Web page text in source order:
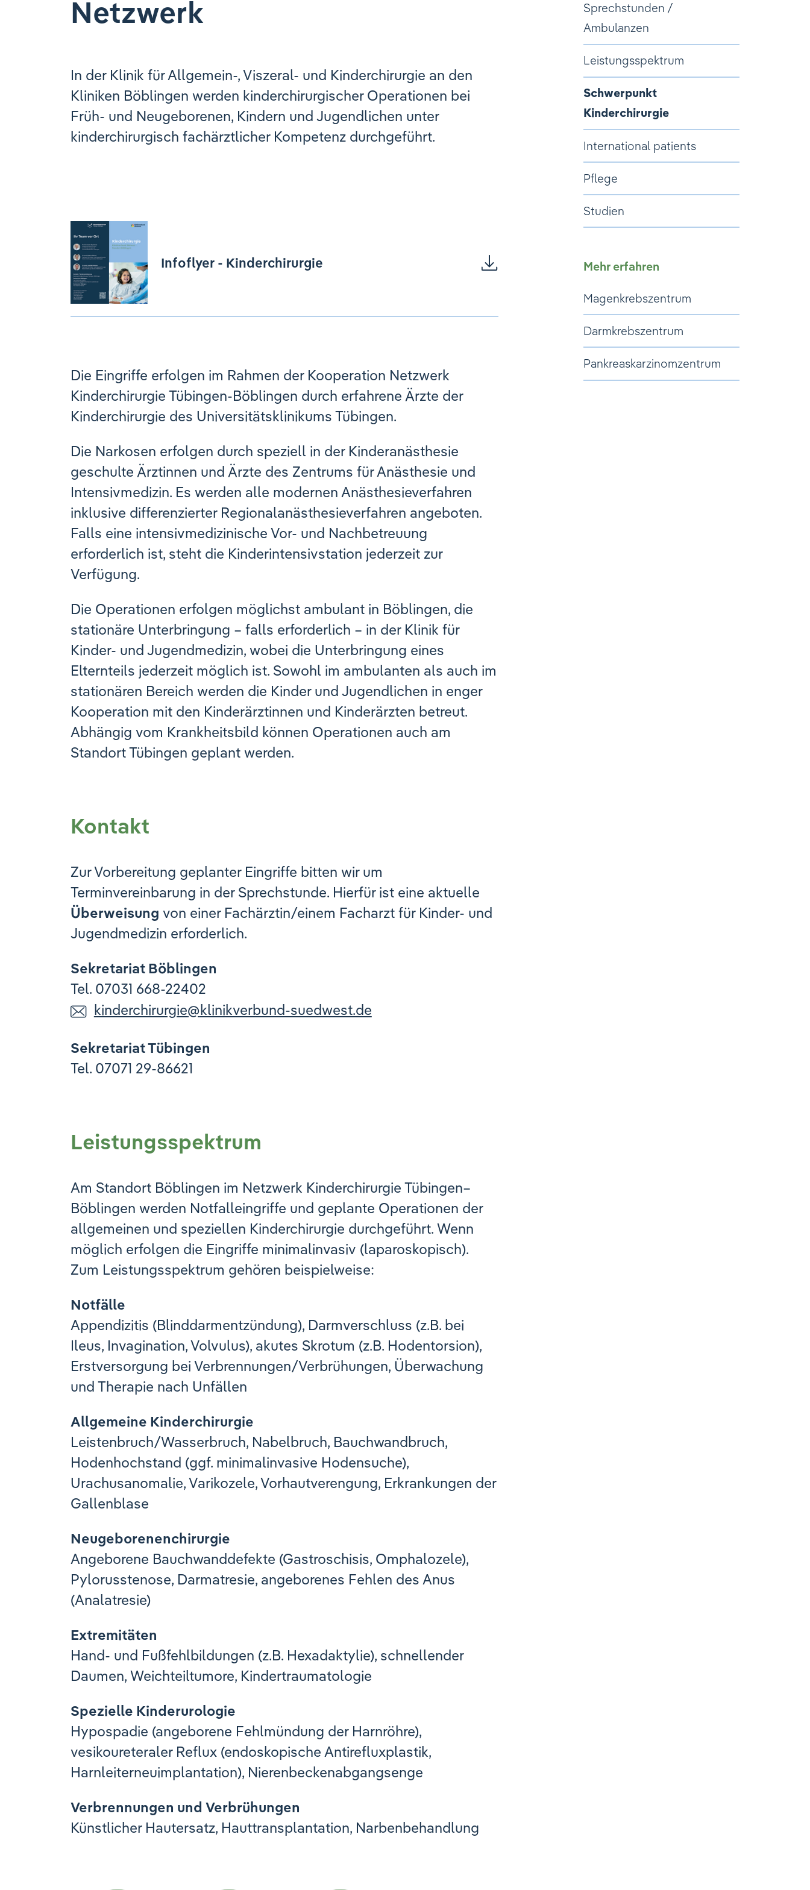
Netzwerk
In der Klinik für Allgemein-, Viszeral- und Kinderchirurgie an den
Kliniken Böblingen werden kinderchirurgischer Operationen bei
Früh- und Neugeborenen, Kindern und Jugendlichen unter
kinderchirurgisch fachärztlicher Kompetenz durchgeführt.
Infoflyer - Kinderchirurgie
Die Eingriffe erfolgen im Rahmen der Kooperation Netzwerk
Kinderchirurgie Tübingen-Böblingen durch erfahrene Ärzte der
Kinderchirurgie des Universitätsklinikums Tübingen.
Die Narkosen erfolgen durch speziell in der Kinderanästhesie
geschulte Ärztinnen und Ärzte des Zentrums für Anästhesie und
Intensivmedizin. Es werden alle modernen Anästhesieverfahren
inklusive differenzierter Regionalanästhesieverfahren angeboten.
Falls eine intensivmedizinische Vor- und Nachbetreuung
erforderlich ist, steht die Kinderintensivstation jederzeit zur
Verfügung.
Die Operationen erfolgen möglichst ambulant in Böblingen, die
stationäre Unterbringung – falls erforderlich – in der Klinik für
Kinder- und Jugendmedizin, wobei die Unterbringung eines
Elternteils jederzeit möglich ist. Sowohl im ambulanten als auch im
stationären Bereich werden die Kinder und Jugendlichen in enger
Kooperation mit den Kinderärztinnen und Kinderärzten betreut.
Abhängig vom Krankheitsbild können Operationen auch am
Standort Tübingen geplant werden.
Kontakt
Zur Vorbereitung geplanter Eingriffe bitten wir um
Terminvereinbarung in der Sprechstunde. Hierfür ist eine aktuelle
Überweisung von einer Fachärztin/einem Facharzt für Kinder- und
Jugendmedizin erforderlich.
Sekretariat Böblingen
Tel. 07031 668-22402
kinderchirurgie@klinikverbund-suedwest.de
Sekretariat Tübingen
Tel. 07071 29-86621
Leistungsspektrum
Am Standort Böblingen im Netzwerk Kinderchirurgie Tübingen–
Böblingen werden Notfalleingriffe und geplante Operationen der
allgemeinen und speziellen Kinderchirurgie durchgeführt. Wenn
möglich erfolgen die Eingriffe minimalinvasiv (laparoskopisch).
Zum Leistungsspektrum gehören beispielweise:
Notfälle
Appendizitis (Blinddarmentzündung), Darmverschluss (z.B. bei
Ileus, Invagination, Volvulus), akutes Skrotum (z.B. Hodentorsion),
Erstversorgung bei Verbrennungen/Verbrühungen, Überwachung
und Therapie nach Unfällen
Allgemeine Kinderchirurgie
Leistenbruch/Wasserbruch, Nabelbruch, Bauchwandbruch,
Hodenhochstand (ggf. minimalinvasive Hodensuche),
Urachusanomalie, Varikozele, Vorhautverengung, Erkrankungen der
Gallenblase
Neugeborenenchirurgie
Angeborene Bauchwanddefekte (Gastroschisis, Omphalozele),
Pylorusstenose, Darmatresie, angeborenes Fehlen des Anus
(Analatresie)
Extremitäten
Hand- und Fußfehlbildungen (z.B. Hexadaktylie), schnellender
Daumen, Weichteiltumore, Kindertraumatologie
Spezielle Kinderurologie
Hypospadie (angeborene Fehlmündung der Harnröhre),
vesikoureteraler Reflux (endoskopische Antirefluxplastik,
Harnleiterneuimplantation), Nierenbeckenabgangsenge
Verbrennungen und Verbrühungen
Künstlicher Hautersatz, Hauttransplantation, Narbenbehandlung
Sprechstunden /
Ambulanzen
Leistungsspektrum
Schwerpunkt
Kinderchirurgie
International patients
Pflege
Studien
Mehr erfahren
Magenkrebszentrum
Darmkrebszentrum
Pankreaskarzinomzentrum